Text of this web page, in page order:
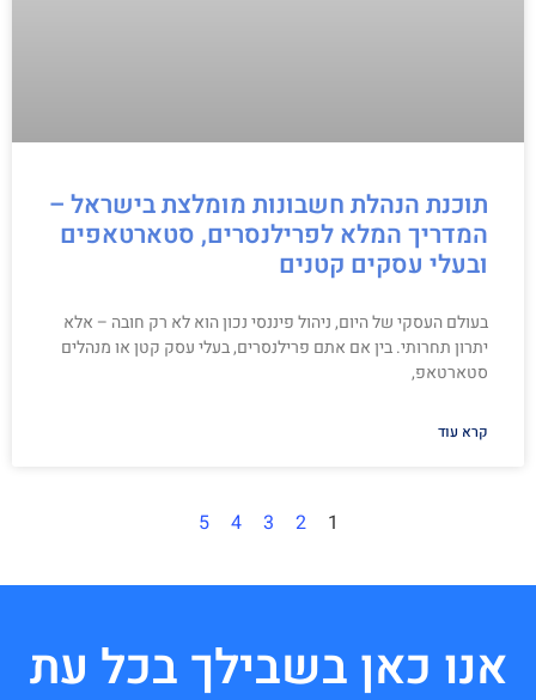
תוכנת הנהלת חשבונות מומלצת בישראל –
המדריך המלא לפרילנסרים, סטארטאפים
ובעלי עסקים קטנים
בעולם העסקי של היום, ניהול פיננסי נכון הוא לא רק חובה – אלא
יתרון תחרותי. בין אם אתם פרילנסרים, בעלי עסק קטן או מנהלים
סטארטאפ,
קרא עוד
1
2
3
4
5
אנו כאן בשבילך בכל עת